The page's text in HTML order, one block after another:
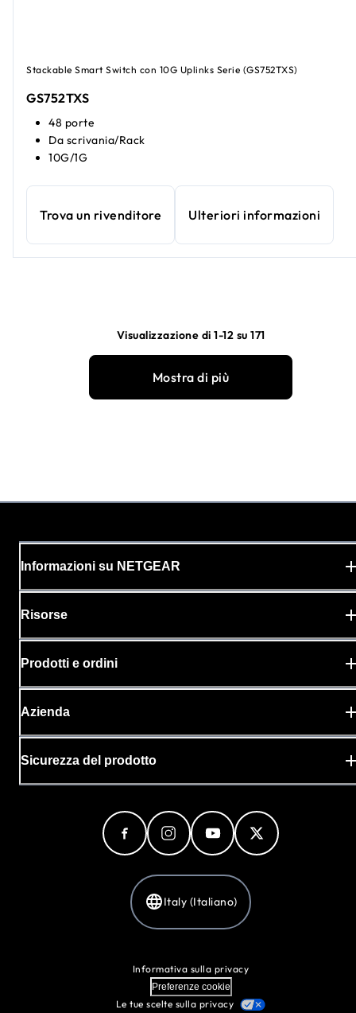
Stackable Smart Switch con 10G Uplinks Serie (GS752TXS)
GS752TXS
48 porte
Da scrivania/Rack
10G/1G
Trova un rivenditore Ulteriori informazioni
Visualizzazione di 1-12 su 171
Mostra di più
Informazioni su NETGEAR
Risorse
Prodotti e ordini
Azienda
Sicurezza del prodotto
Italy (Italiano)
Informativa sulla privacy
Preferenze cookie
Le tue scelte sulla privacy